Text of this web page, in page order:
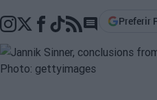
Go to
Preferir